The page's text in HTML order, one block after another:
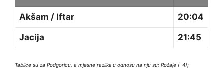
Akšam / Iftar 20:04
Jacija 21:45
Tablice su za Podgoricu, a mjesne razlike u odnosu na nju su: Rožaje (-4);